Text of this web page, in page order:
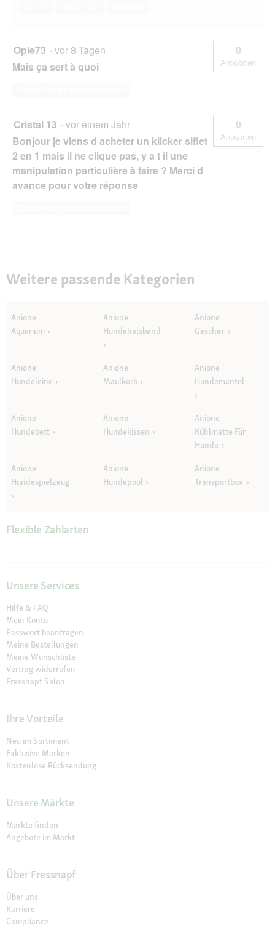
Opie73 · vor 8 Tagen
Mais ça sert à quoi
0
Antworten
Cristal 13 · vor einem Jahr
Bonjour je viens d acheter un klicker siflet
2 en 1 mais il ne clique pas, y a t il une
manipulation particulière à faire ? Merci d
avance pour votre réponse
0
Antworten
Weitere passende Kategorien
Anione
Aquarium
Anione
Hundehalsband
Anione
Geschirr
Anione
Hundeleine
Anione
Maulkorb
Anione
Hundemantel
Anione
Hundebett
Anione
Hundekissen
Anione
Kühlmatte Für
Hunde
Anione
Hundespielzeug
Anione
Hundepool
Anione
Transportbox
Flexible Zahlarten
Unsere Services
Hilfe & FAQ
Mein Konto
Passwort beantragen
Meine Bestellungen
Meine Wunschliste
Vertrag widerrufen
Fressnapf Salon
Ihre Vorteile
Neu im Sortiment
Exklusive Marken
Kostenlose Rücksendung
Unsere Märkte
Märkte finden
Angebote im Markt
Über Fressnapf
Über uns
Karriere
Compliance